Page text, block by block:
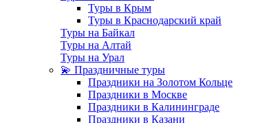
Туры в Крым
Туры в Краснодарский край
Туры на Байкал
Туры на Алтай
Туры на Урал
💫 Праздничные туры
Праздники на Золотом Кольце
Праздники в Москве
Праздники в Калининграде
Праздники в Казани